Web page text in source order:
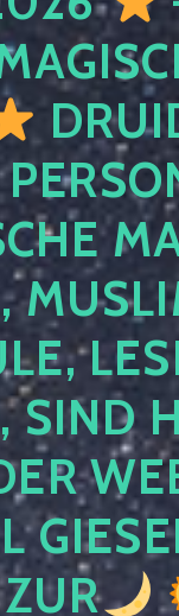
SIND